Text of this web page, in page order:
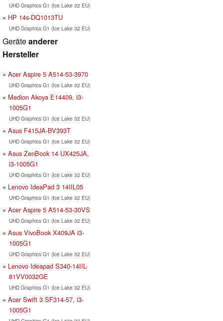
UHD Graphics G1 (Ice Lake 32 EU)
HP 14s-DQ1013TU
UHD Graphics G1 (Ice Lake 32 EU)
Geräteanderer
Hersteller
Acer Aspire 5 A514-53-3970
UHD Graphics G1 (Ice Lake 32 EU)
Medion Akoya E14409, i3-
1005G1
UHD Graphics G1 (Ice Lake 32 EU)
Asus F415JA-BV393T
UHD Graphics G1 (Ice Lake 32 EU)
Asus ZenBook 14 UX425JA,
i3-1005G1
UHD Graphics G1 (Ice Lake 32 EU)
Lenovo IdeaPad 3 14IIL05
UHD Graphics G1 (Ice Lake 32 EU)
Acer Aspire 5 A514-53-30VS
UHD Graphics G1 (Ice Lake 32 EU)
Asus VivoBook X409JA i3-
1005G1
UHD Graphics G1 (Ice Lake 32 EU)
Lenovo Ideapad S340-14IIL-
81VV0032GE
UHD Graphics G1 (Ice Lake 32 EU)
Acer Swift 3 SF314-57, i3-
1005G1